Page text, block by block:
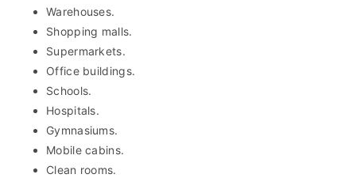
Warehouses.
Shopping malls.
Supermarkets.
Office buildings.
Schools.
Hospitals.
Gymnasiums.
Mobile cabins.
Clean rooms.